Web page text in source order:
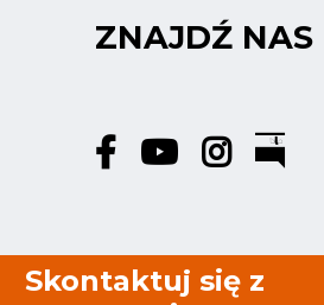
ZNAJDŹ NAS
Skontaktuj się z